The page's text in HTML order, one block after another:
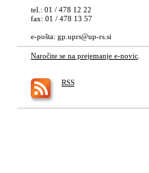
tel.: 01 / 478 12 22
fax: 01 / 478 13 57
e-pošta: gp.uprs@up-rs.si
Naročite se na prejemanje e-novic
RSS